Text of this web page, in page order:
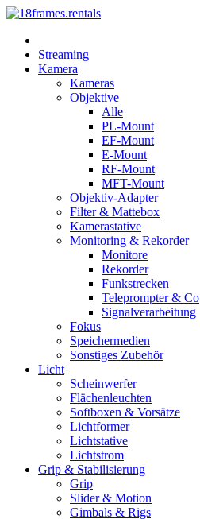
Streaming
Kamera
Kameras
Objektive
Alle
PL-Mount
EF-Mount
E-Mount
RF-Mount
MFT-Mount
Objektiv-Adapter
Filter & Mattebox
Kamerastative
Monitoring & Rekorder
Monitore
Rekorder
Funkstrecken
Teleprompter & Co
Signalverarbeitung
Fokus
Speichermedien
Sonstiges Zubehör
Licht
Scheinwerfer
Flächenleuchten
Softboxen & Vorsätze
Lichtformer
Lichtstative
Lichtstrom
Grip & Stabilisierung
Grip
Slider & Motion
Gimbals & Rigs